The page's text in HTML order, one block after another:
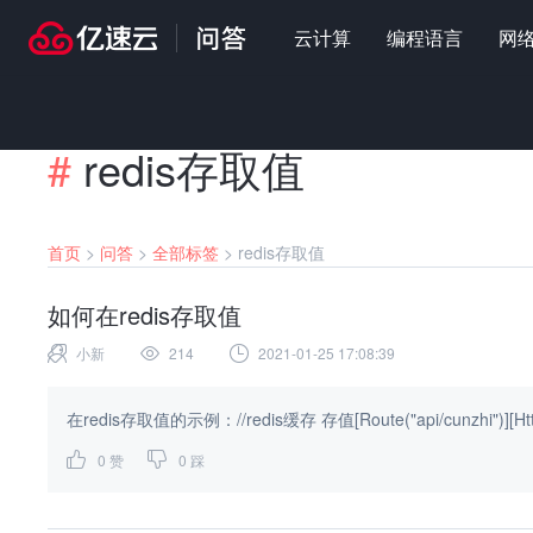
云计算 编程语言 网
#redis存取值
首页 > 问答 > 全部标签 > redis存取值
如何在redis存取值
小新 214 2021-01-25 17:08:39
在redis存取值的示例：//redis缓存 存值[Route("api/
0 赞 0 踩